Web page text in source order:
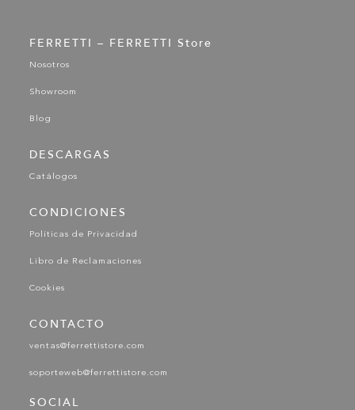
FERRETTI – FERRETTI Store
Nosotros
Showroom
Blog
DESCARGAS
Catálogos
CONDICIONES
Políticas de Privacidad
Libro de Reclamaciones
Cookies
CONTACTO
ventas@ferrettistore.com
soporteweb@ferrettistore.com
SOCIAL